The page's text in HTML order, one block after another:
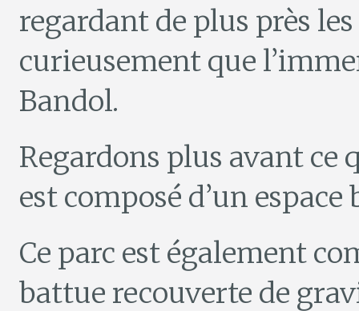
regardant de plus près
curieusement que
Bandol.
Regardons plus avant ce
est composé d’un
Ce parc est également
battue recouverte de